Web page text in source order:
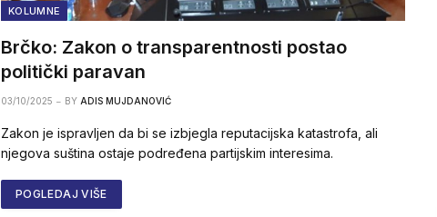
KOLUMNE
Brčko: Zakon o transparentnosti postao
politički paravan
03/10/2025 BY ADIS MUJDANOVIĆ
Zakon je ispravljen da bi se izbjegla reputacijska katastrofa, ali
njegova suština ostaje podređena partijskim interesima.
POGLEDAJ VIŠE